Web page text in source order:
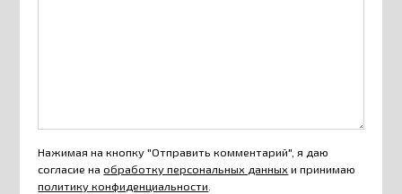
Нажимая на кнопку "Отправить комментарий", я даю
согласие наобработку персональных данных и принимаю
политику конфиденциальности